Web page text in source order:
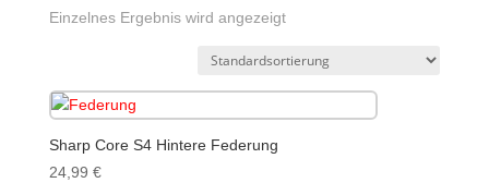
Einzelnes Ergebnis wird angezeigt
Sharp Core S4 Hintere Federung
24,99 €